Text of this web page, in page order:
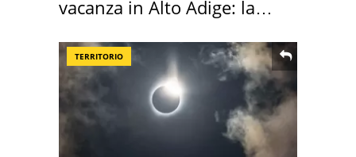
vacanza in Alto Adige: la
TERRITORIO